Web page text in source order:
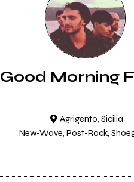
Good Morning
Agrigento, Sicilia
New-Wave, Post-Rock,